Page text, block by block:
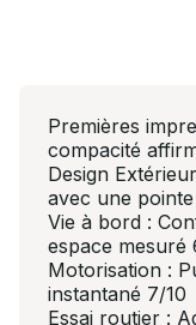
Premières
compacité
Design
avec une
Vie à bord :
espace mesuré
Motorisation :
instantané 7/10
Essai routier :